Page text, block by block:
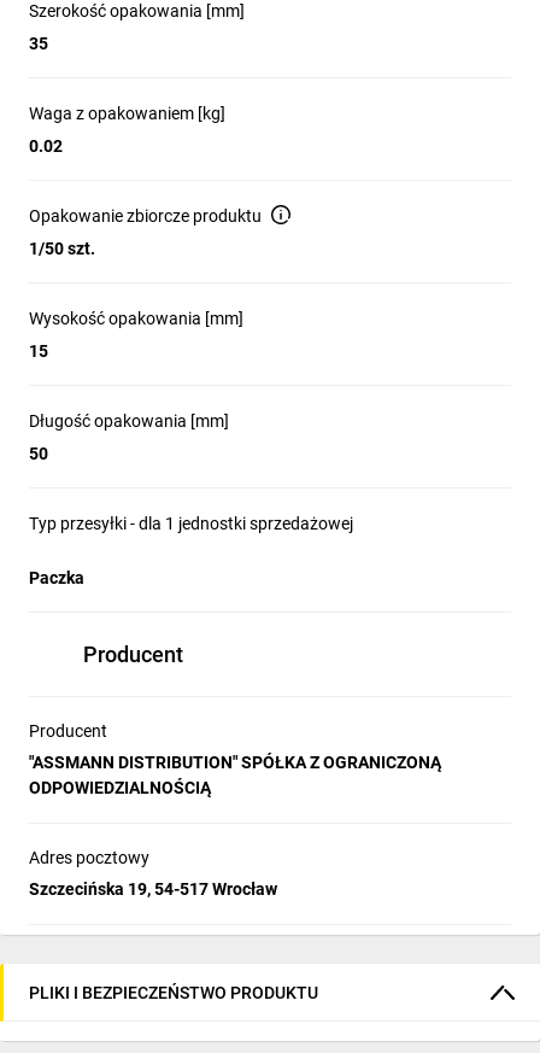
Szerokość opakowania [mm]
35
Waga z opakowaniem [kg]
0.02
Opakowanie zbiorcze produktu
1/50 szt.
Wysokość opakowania [mm]
15
Długość opakowania [mm]
50
Typ przesyłki - dla 1 jednostki sprzedażowej
Paczka
Producent
Producent
"ASSMANN DISTRIBUTION" SPÓŁKA Z OGRANICZONĄ
ODPOWIEDZIALNOŚCIĄ
Adres pocztowy
Szczecińska 19, 54-517 Wrocław
PLIKI I BEZPIECZEŃSTWO PRODUKTU